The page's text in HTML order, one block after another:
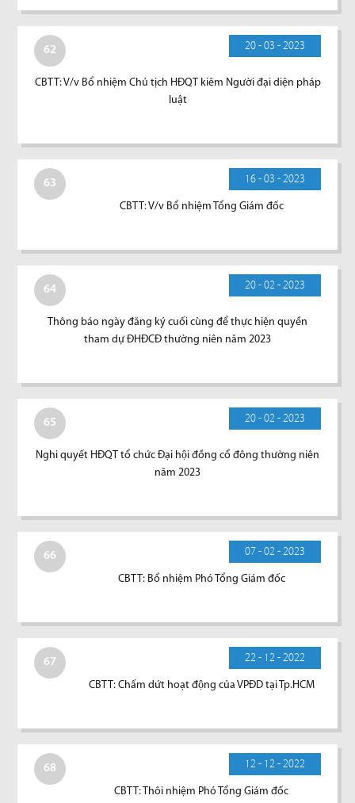
62 20 - 03 - 2023
CBTT: V/v Bổ nhiệm Chủ tịch HĐQT kiêm Người đại diện pháp
luật
63 16 - 03 - 2023
CBTT: V/v Bổ nhiệm Tổng Giám đốc
64 20 - 02 - 2023
Thông báo ngày đăng ký cuối cùng để thực hiện quyền
tham dự ĐHĐCĐ thường niên năm 2023
65 20 - 02 - 2023
Nghi quyết HĐQT tổ chức Đại hội đồng cổ đông thường niên
năm 2023
66 07 - 02 - 2023
CBTT: Bổ nhiệm Phó Tổng Giám đốc
67 22 - 12 - 2022
CBTT: Chấm dứt hoạt động của VPĐD tại Tp.HCM
68 12 - 12 - 2022
CBTT: Thôi nhiệm Phó Tổng Giám đốc